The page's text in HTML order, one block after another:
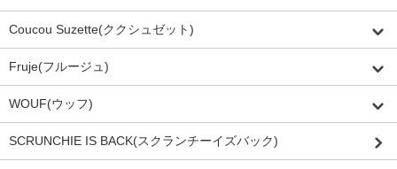
Coucou Suzette(ククシュゼット)
Fruje(フルージュ)
WOUF(ウッフ)
SCRUNCHIE IS BACK(スクランチーイズバック)